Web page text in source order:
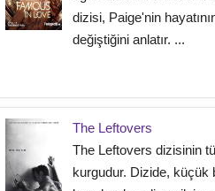
dizisi, Paige'nin
değiştiğini anlatır. ...
The Leftovers
The Leftovers dizisinin
kurgudur. Dizide, küçük